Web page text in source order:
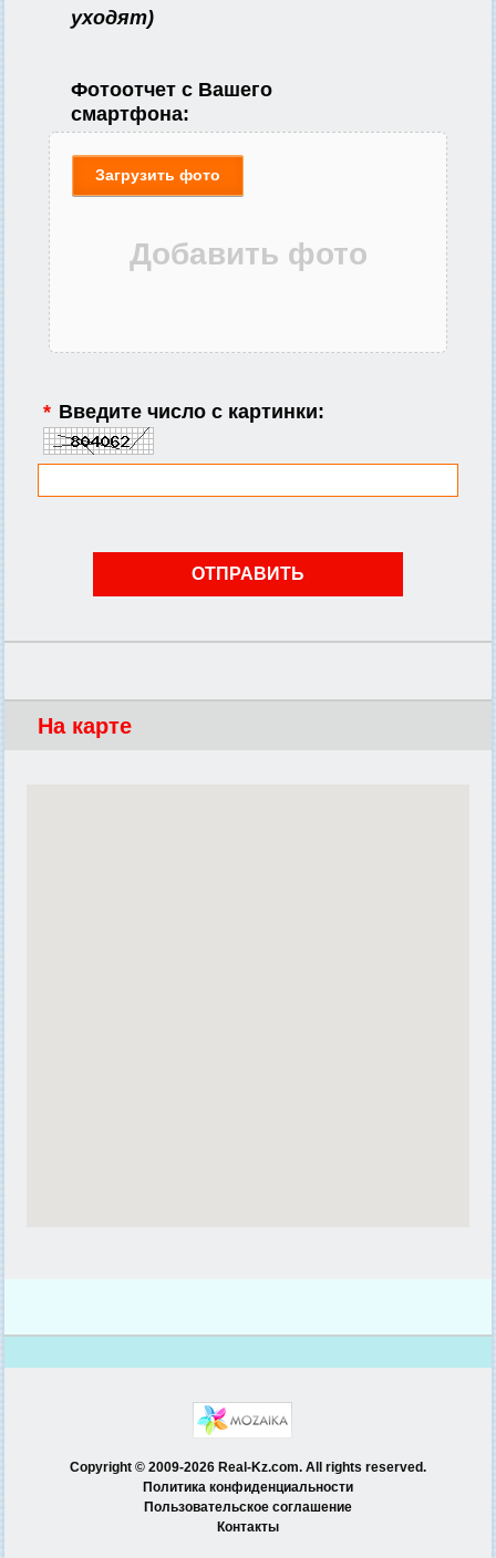
уходят)
Фотоотчет с Вашего
смартфона:
Загрузить фото
* Введите число с картинки:
На карте
Copyright © 2009-2026 Real-Kz.com. All rights reserved.
Политика конфиденциальности
Пользовательское соглашение
Контакты